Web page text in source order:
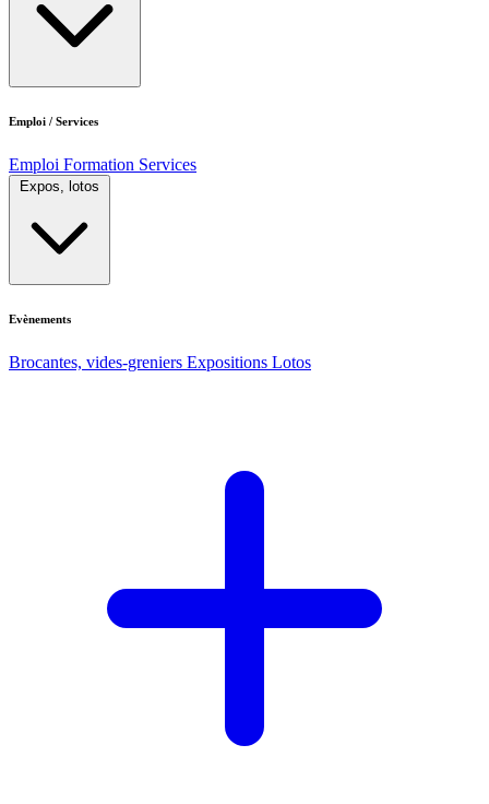
Emploi / Services
Emploi Formation Services
Expos, lotos
Evènements
Brocantes, vides-greniers Expositions Lotos